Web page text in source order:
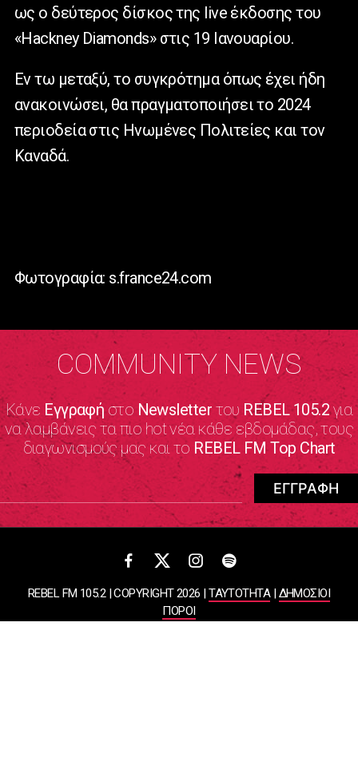
ως ο δεύτερος δίσκος της live έκδοσης του
«Hackney Diamonds» στις 19 Ιανουαρίου.
Εν τω μεταξύ, το συγκρότημα όπως έχει ήδη
ανακοινώσει, θα πραγματοποιήσει το 2024
περιοδεία στις Ηνωμένες Πολιτείες και τον
Καναδά.
Φωτογραφία: s.france24.com
COMMUNITY NEWS
Κάνε Εγγραφήστο NewsletterτουREBEL 105.2για
να λαμβάνεις τα πιο hot νέα κάθε εβδομάδας, τους
διαγωνισμούς μας και το REBEL FM Top Chart
REBEL FM 105.2 | COPYRIGHT 2026 |ΤΑΥΤΟΤΗΤΑ|ΔΗΜΟΣΙΟΙ
ΠΟΡΟΙ